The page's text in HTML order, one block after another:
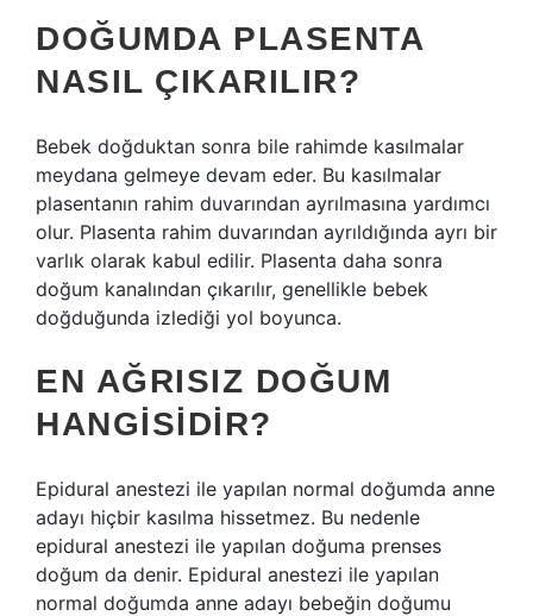
DOĞUMDA PLASENTA
NASIL ÇIKARILIR?
Bebek doğduktan sonra bile rahimde kasılmalar
meydana gelmeye devam eder. Bu kasılmalar
plasentanın rahim duvarından ayrılmasına yardımcı
olur. Plasenta rahim duvarından ayrıldığında ayrı bir
varlık olarak kabul edilir. Plasenta daha sonra
doğum kanalından çıkarılır, genellikle bebek
doğduğunda izlediği yol boyunca.
EN AĞRISIZ DOĞUM
HANGISIDIR?
Epidural anestezi ile yapılan normal doğumda anne
adayı hiçbir kasılma hissetmez. Bu nedenle
epidural anestezi ile yapılan doğuma prenses
doğum da denir. Epidural anestezi ile yapılan
normal doğumda anne adayı bebeğin doğumu